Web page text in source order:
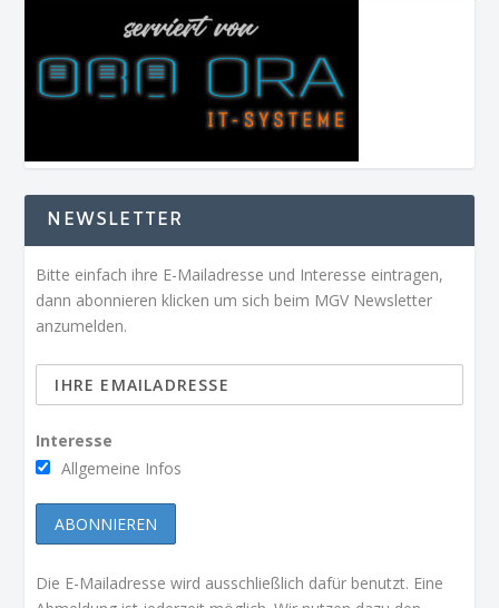
NEWSLETTER
Bitte einfach ihre E-Mailadresse und Interesse eintragen,
dann abonnieren klicken um sich beim MGV Newsletter
anzumelden.
Interesse
Allgemeine Infos
Die E-Mailadresse wird ausschließlich dafür benutzt. Eine